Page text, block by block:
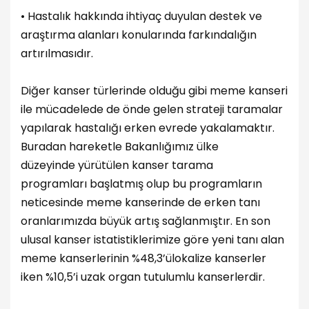
• Hastalık hakkında ihtiyaç duyulan destek ve
araştırma alanları konularında farkındalığın
artırılmasıdır.
Diğer kanser türlerinde olduğu gibi meme kanseri
ile mücadelede de önde gelen strateji taramalar
yapılarak hastalığı erken evrede yakalamaktır.
Buradan hareketle Bakanlığımız ülke
düzeyinde yürütülen kanser tarama
programları başlatmış olup bu programların
neticesinde meme kanserinde de erken tanı
oranlarımızda büyük artış sağlanmıştır. En son
ulusal kanser istatistiklerimize göre yeni tanı alan
meme kanserlerinin %48,3’ülokalize kanserler
iken %10,5’i uzak organ tutulumlu kanserlerdir.